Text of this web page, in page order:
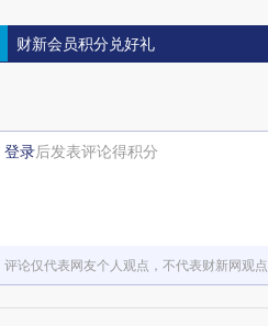
财新会员积分兑好礼
登录后发表评论得积分
评论仅代表网友个人观点，不代表财新网观点